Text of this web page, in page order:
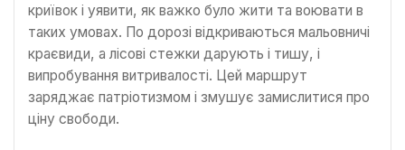
криївок і уявити, як важко було жити та воювати в
таких умовах. По дорозі відкриваються мальовничі
краєвиди, а лісові стежки дарують і тишу, і
випробування витривалості. Цей маршрут
заряджає патріотизмом і змушує замислитися про
ціну свободи.